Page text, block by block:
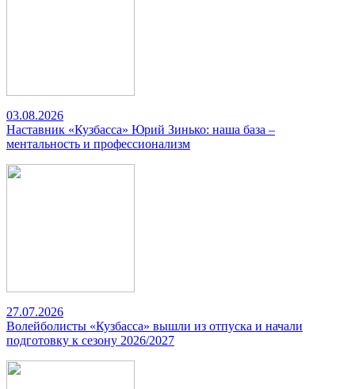
03.08.2026
Наставник «Кузбасса» Юрий Зинько: наша база –
ментальность и профессионализм
27.07.2026
Волейболисты «Кузбасса» вышли из отпуска и начали
подготовку к сезону 2026/2027